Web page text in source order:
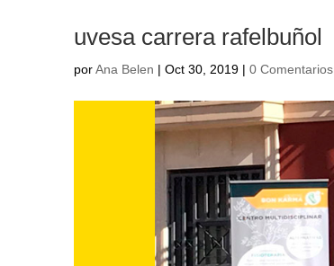
uvesa carrera rafelbuñol
porAna Belen | Oct 30, 2019 | 0 Comentarios